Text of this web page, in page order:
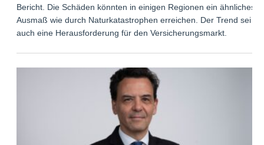
Bericht. Die Schäden könnten in einigen Regionen ein ähnliches
Ausmaß wie durch Naturkatastrophen erreichen. Der Trend sei
auch eine Herausforderung für den Versicherungsmarkt.